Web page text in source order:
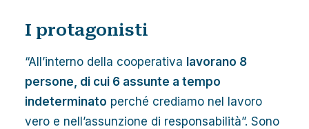
I protagonisti
“All’interno della cooperativa lavorano 8
persone, di cui 6 assunte a tempo
indeterminato perché crediamo nel lavoro
vero e nell’assunzione di responsabilità”. Sono